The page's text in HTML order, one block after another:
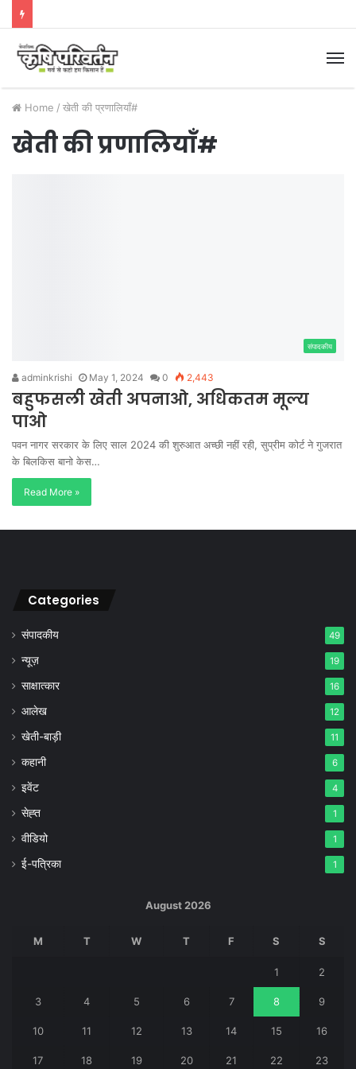
Home / खेती की प्रणालियाँ#
खेती की प्रणालियाँ#
संपादकीय
adminkrishi May 1, 2024 0 2,443
बहुफसली खेती अपनाओ, अधिकतम मूल्य
पाओ
पवन नागर सरकार के लिए साल 2024 की शुरुआत अच्छी नहीं रही, सुप्रीम कोर्ट ने गुजरात
के बिलकिस बानो केस…
Read More »
Categories
संपादकीय 49
न्यूज़ 19
साक्षात्कार 16
आलेख 12
खेती-बाड़ी 11
कहानी 6
इवेंट 4
सेह्त 1
वीडियो 1
ई-पत्रिका 1
August 2026
M T W T F S S
1 2
3 4 5 6 7 8 9
10 11 12 13 14 15 16
17 18 19 20 21 22 23